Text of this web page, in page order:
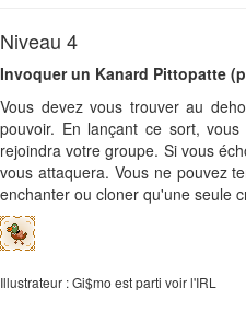
Niveau 4
Invoquer un Kanard Pittopatte
Vous devez vous trouver au
pouvoir. En lançant ce sort,
rejoindra votre groupe. Si vous
vous attaquera. Vous ne pouvez
enchanter ou cloner qu'une seule
Illustrateur : Gi$mo est parti voir l'IRL